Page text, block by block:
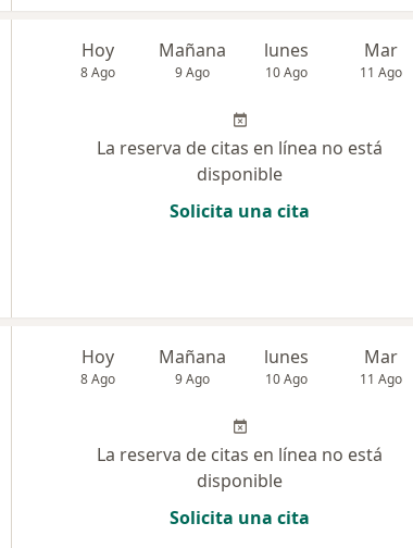
Hoy
8 Ago
Mañana
9 Ago
lunes
10 Ago
Mar
11 Ago
La reserva de citas en línea no está
disponible
Solicita una cita
Hoy
8 Ago
Mañana
9 Ago
lunes
10 Ago
Mar
11 Ago
La reserva de citas en línea no está
disponible
Solicita una cita